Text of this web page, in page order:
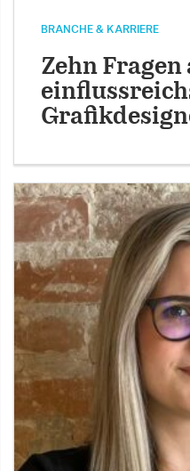
BRANCHE & KARRIERE
Zehn Fragen